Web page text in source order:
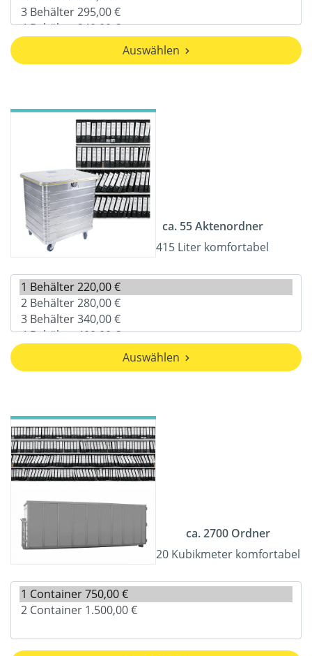
Auswählen
ca. 55 Aktenordner
415 Liter komfortabel
Auswählen
ca. 2700 Ordner
20 Kubikmeter komfortabel